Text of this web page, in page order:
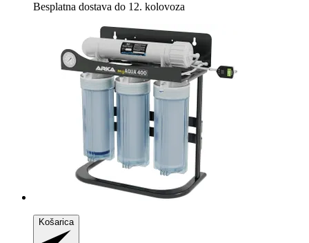
Besplatna dostava do 12. kolovoza
Košarica